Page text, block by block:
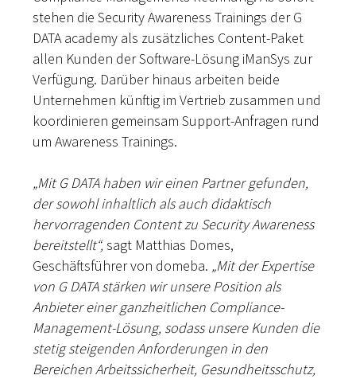
stehen die Security Awareness Trainings der G
DATA academy als zusätzliches Content-Paket
allen Kunden der Software-Lösung iManSys zur
Verfügung. Darüber hinaus arbeiten beide
Unternehmen künftig im Vertrieb zusammen und
koordinieren gemeinsam Support-Anfragen rund
um Awareness Trainings.
„Mit G DATA haben wir einen Partner gefunden,
der sowohl inhaltlich als auch didaktisch
hervorragenden Content zu Security Awareness
bereitstellt“,sagt Matthias Domes,
Geschäftsführer von domeba. „Mit der Expertise
von G DATA stärken wir unsere Position als
Anbieter einer ganzheitlichen Compliance-
Management-Lösung, sodass unsere Kunden die
stetig steigenden Anforderungen in den
Bereichen Arbeitssicherheit, Gesundheitsschutz,